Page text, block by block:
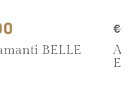
BELLE